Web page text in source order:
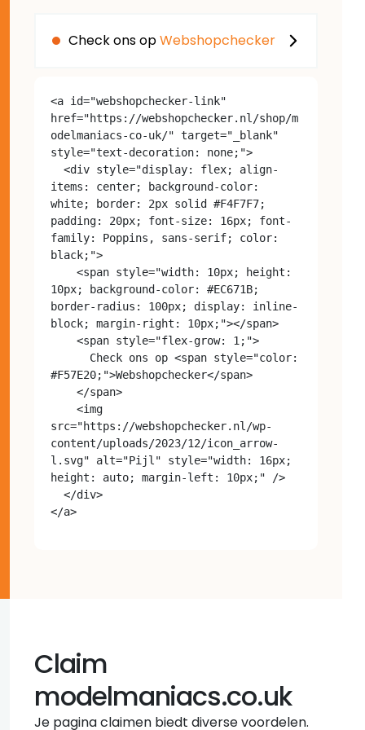
Check ons opWebshopchecker
<a id="webshopchecker-link"
href="https://webshopchecker.nl/shop/m
odelmaniacs-co-uk/" target="_blank"
style="text-decoration: none;">
items: center; background-color:
white; border: 2px solid #F4F7F7;
padding: 20px; font-size: 16px; font-
family: Poppins, sans-serif; color:
black;">
10px; background-color: #EC671B;
border-radius: 100px; display: inline-
block; margin-right: 10px;"></span>
#F57E20;">Webshopchecker</span>
src="https://webshopchecker.nl/wp-
content/uploads/2023/12/icon_arrow-
l.svg" alt="Pijl" style="width: 16px;
height: auto; margin-left: 10px;" />
Claim
modelmaniacs.co.uk
Je pagina claimen biedt diverse voordelen.